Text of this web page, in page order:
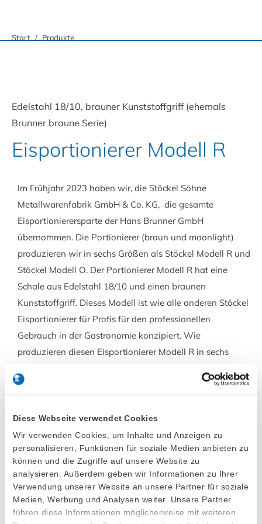
Diese Webseite verwendet Cookies
Wir verwenden Cookies, um Inhalte und Anzeigen zu
personalisieren, Funktionen für soziale Medien anbieten zu
können und die Zugriffe auf unsere Website zu
analysieren. Außerdem geben wir Informationen zu Ihrer
Verwendung unserer Website an unsere Partner für soziale
Medien, Werbung und Analysen weiter. Unsere Partner
führen diese Informationen möglicherweise mit weiteren
Sie befinden sich hier:
Start Produkte
Edelstahl 18/10, brauner Kunststoffgriff (ehemals
Brunner braune Serie)
Eisportionierer Modell R
Im Frühjahr 2023 haben wir, die Stöckel Söhne
Metallwarenfabrik GmbH & Co. KG, die gesamte
Eisportionierersparte der Hans Brunner GmbH
übernommen. Die Portionierer (braun und moonlight)
produzieren wir in sechs Größen als Stöckel Modell R und
Stöckel Modell O. Der Portionierer Modell R hat eine
Schale aus Edelstahl 18/10 und einen braunen
Kunststoffgriff. Dieses Modell ist wie alle anderen Stöckel
Eisportionierer für Profis für den professionellen
Gebrauch in der Gastronomie konzipiert. Wie
produzieren diesen Eisportionierer Modell R in sechs
Liter
Ø mm
Artikel Nr.
1/50
43
5115050
1/45
44
5115045
45
5115040
1/36
47
1/30
49
1/24
51